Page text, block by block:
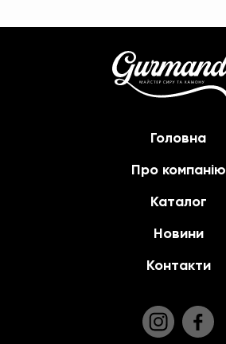
Головна
Про компанію
Каталог
Новини
Контакти